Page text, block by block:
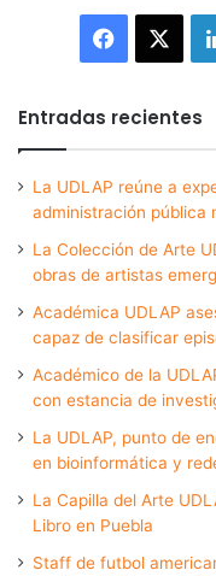
Facebook
Entradas recientes
La UDLAP reúne a
administración pública
La Colección de Arte
obras de artistas
Académica UDLAP
capaz de clasificar
Académico de la
con estancia de
La UDLAP, punto de
en bioinformática y
La Capilla del Arte
Libro en Puebla
Staff de futbol